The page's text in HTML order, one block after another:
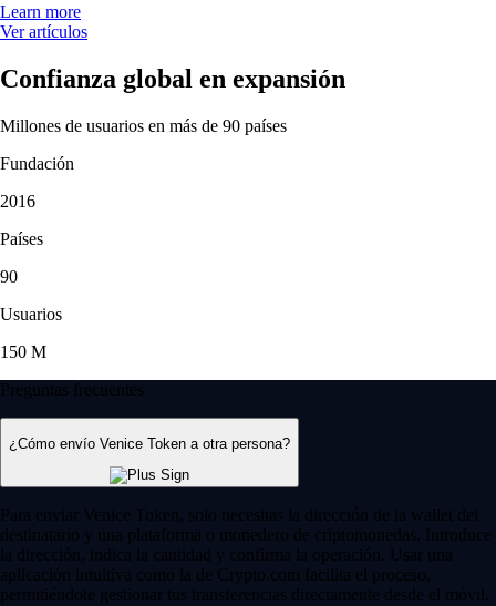
Learn more
Ver artículos
Confianza global en expansión
Millones de usuarios en más de 90 países
Fundación
2016
Países
90
Usuarios
150 M
Preguntas frecuentes
¿Cómo envío Venice Token a otra persona?
Para enviar Venice Token, solo necesitas la dirección de la wallet del
destinatario y una plataforma o monedero de criptomonedas. Introduce
la dirección, indica la cantidad y confirma la operación. Usar una
aplicación intuitiva como la de Crypto.com facilita el proceso,
permitiéndote gestionar tus transferencias directamente desde el móvil.